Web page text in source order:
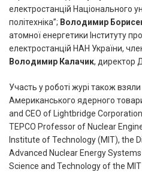
електростанцій Національного
політехніка”; Володимир
атомної енергетики Інституту
електростанцій НАН України,
Володимир Калачик, директор
Участь у роботі журі також
Американського ядерного
and CEO of Lightbridge
TEPCO Professor of Nuclear
Institute of Technology (MIT), the
Advanced Nuclear Energy
Science and Technology of the